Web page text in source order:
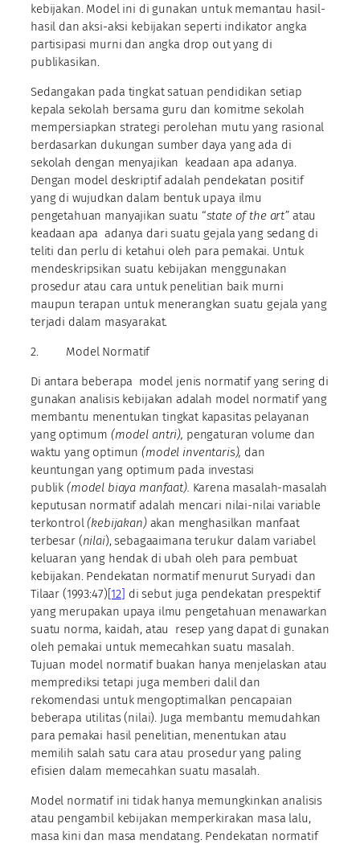
kebijakan. Model ini di gunakan untuk memantau hasil-
hasil dan aksi-aksi kebijakan seperti indikator angka
partisipasi murni dan angka drop out yang di
publikasikan.
Sedangakan pada tingkat satuan pendidikan setiap
kepala sekolah bersama guru dan komitme sekolah
mempersiapkan strategi perolehan mutu yang rasional
berdasarkan dukungan sumber daya yang ada di
sekolah dengan menyajikan keadaan apa adanya.
Dengan model deskriptif adalah pendekatan positif
yang di wujudkan dalam bentuk upaya ilmu
pengetahuan manyajikan suatu “state of the art”atau
keadaan apa adanya dari suatu gejala yang sedang di
teliti dan perlu di ketahui oleh para pemakai. Untuk
mendeskripsikan suatu kebijakan menggunakan
prosedur atau cara untuk penelitian baik murni
maupun terapan untuk menerangkan suatu gejala yang
terjadi dalam masyarakat.
2. Model Normatif
Di antara beberapa model jenis normatif yang sering di
gunakan analisis kebijakan adalah model normatif yang
membantu menentukan tingkat kapasitas pelayanan
yang optimum(model antri), pengaturan volume dan
waktu yang optimun(model inventaris), dan
keuntungan yang optimum pada investasi
publik (model biaya manfaat). Karena masalah-masalah
keputusan normatif adalah mencari nilai-nilai variable
terkontrol(kebijakan) akan menghasilkan manfaat
terbesar (nilai), sebagaaimana terukur dalam variabel
keluaran yang hendak di ubah oleh para pembuat
kebijakan. Pendekatan normatif menurut Suryadi dan
Tilaar (1993:47)[12] di sebut juga pendekatan prespektif
yang merupakan upaya ilmu pengetahuan menawarkan
suatu norma, kaidah, atau resep yang dapat di gunakan
oleh pemakai untuk memecahkan suatu masalah.
Tujuan model normatif buakan hanya menjelaskan atau
memprediksi tetapi juga memberi dalil dan
rekomendasi untuk mengoptimalkan pencapaian
beberapa utilitas (nilai). Juga membantu memudahkan
para pemakai hasil penelitian, menentukan atau
memilih salah satu cara atau prosedur yang paling
efisien dalam memecahkan suatu masalah.
Model normatif ini tidak hanya memungkinkan analisis
atau pengambil kebijakan memperkirakan masa lalu,
masa kini dan masa mendatang. Pendekatan normatif